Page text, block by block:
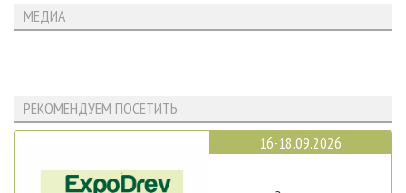
МЕДИА
РЕКОМЕНДУЕМ ПОСЕТИТЬ
16-18.09.2026